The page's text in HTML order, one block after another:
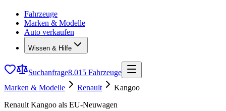
Fahrzeuge
Marken & Modelle
Auto verkaufen
Wissen & Hilfe
Suchanfrage8.015 Fahrzeuge
Marken & Modelle
Renault
Kangoo
Renault Kangoo als EU-Neuwagen